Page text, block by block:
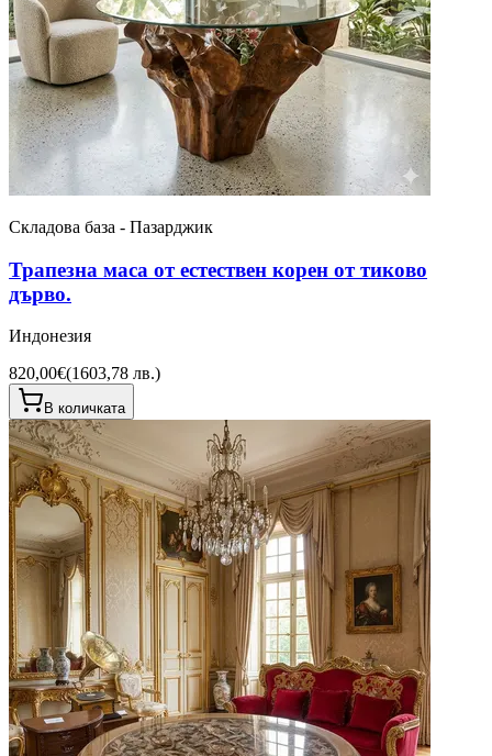
Складова база - Пазарджик
Трапезна маса от естествен корен от тиково
дърво.
Индонезия
820,00€(1603,78 лв.)
В количката